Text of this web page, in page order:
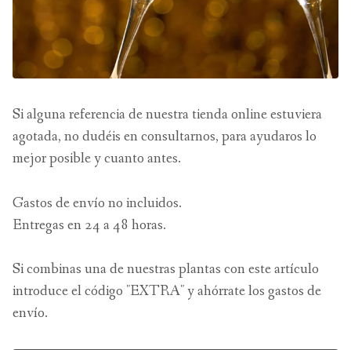
Si alguna referencia de nuestra tienda online estuviera
agotada, no dudéis en consultarnos, para ayudaros lo
mejor posible y cuanto antes.
Gastos de envío no incluidos.
Entregas en 24 a 48 horas.
Si combinas una de nuestras plantas con este artículo
introduce el código "EXTRA" y ahórrate los gastos de
envío.